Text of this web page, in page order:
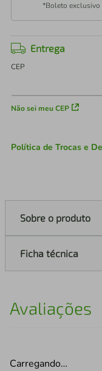
*Boleto exclusivo
Entrega
CEP
Não sei meu CEP
Política de Trocas e
Sobre o produto
Ficha técnica
Avaliações
Carregando…